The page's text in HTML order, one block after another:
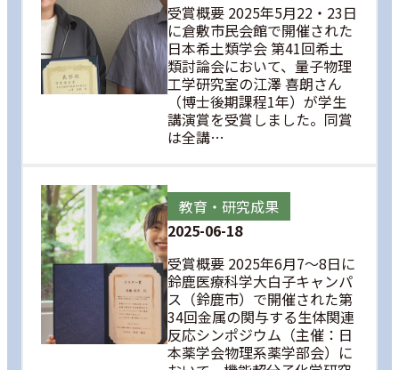
受賞概要 2025年5月22・23日
に倉敷市民会館で開催された
日本希土類学会 第41回希土
類討論会において、量子物理
工学研究室の江澤 喜朗さん
（博士後期課程1年）が学生
講演賞を受賞しました。同賞
は全講…
教育・研究成果
2025-06-18
受賞概要 2025年6月7～8日に
鈴鹿医療科学大白子キャンパ
ス（鈴鹿市）で開催された第
34回金属の関与する生体関連
反応シンポジウム（主催：日
本薬学会物理系薬学部会）に